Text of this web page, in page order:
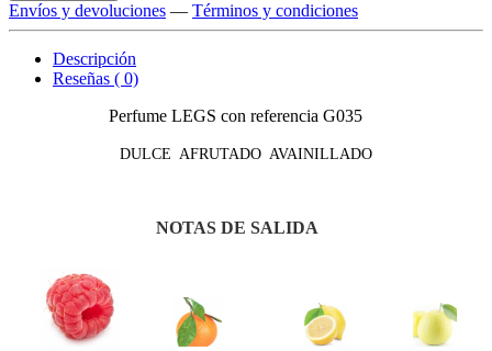
Envíos y devoluciones — Términos y condiciones
Descripción
Reseñas ( 0)
Perfume LEGS con referencia G035
DULCE AFRUTADO AVAINILLADO
NOTAS DE SALIDA